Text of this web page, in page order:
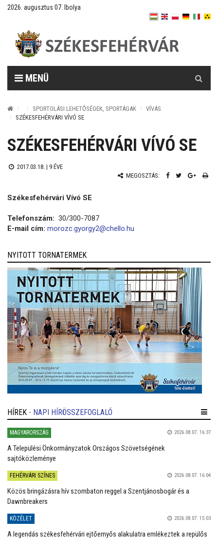
2026. augusztus 07. Ibolya
MENÜ
SPORTOLÁSI LEHETŐSÉGEK, SPORTÁGAK
VÍVÁS
SZÉKESFEHÉRVÁRI VÍVÓ SE
SZÉKESFEHÉRVÁRI VÍVÓ SE
2017.03.18. | 9 ÉVE
MEGOSZTÁS:
Székesfehérvári Vívó SE
Telefonszám: 30/300-7087
E-mail cím: morozc.gyorgy2@chello.hu
NYITOTT TORNATERMEK
HÍREK - NAPI HÍRÖSSZEFOGLALÓ
MAGYARORSZÁG 2026.08.07. 16:37
A Települési Önkormányzatok Országos Szövetségének
sajtóközleménye
FEHÉRVÁRI SZÍNES 2026.08.07. 16:04
Közös bringázásra hív szombaton reggel a Szentjánosbogár és a
Dawnbreakers
KÖZÉLET 2026.08.07. 15:03
A legendás székesfehérvári ejtőernyős alakulatra emlékeztek a repülős